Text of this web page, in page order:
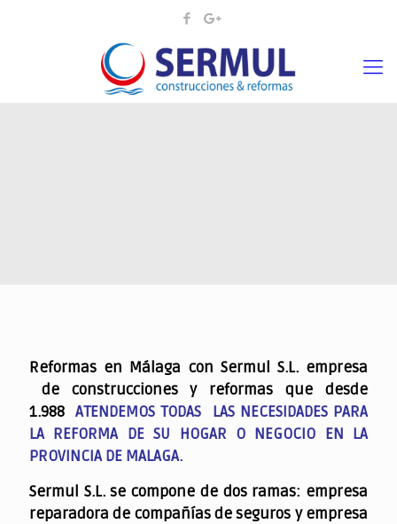
Reformas en Málaga con Sermul S.L. empresa
de construcciones y reformas que desde
1.988ATENDEMOS TODAS LAS NECESIDADES PARA
LA REFORMA DE SU HOGAR O NEGOCIO EN LA
PROVINCIA DE MALAGA.
Sermul S.L. se compone de dos ramas: empresa
reparadora de compañías de seguros y empresa